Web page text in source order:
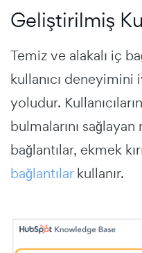
Geliştirilmiş
Temiz ve alakalı iç
kullanıcı
yoludur.
bulmalarını sağlayan
bağlantılar, ekmek
bağlantılarkullanır.